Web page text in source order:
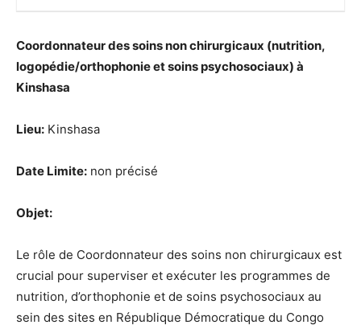
Coordonnateur des soins non chirurgicaux (nutrition,
logopédie/orthophonie et soins psychosociaux) à
Kinshasa
Lieu: Kinshasa
Date Limite: non précisé
Objet:
Le rôle de Coordonnateur des soins non chirurgicaux est
crucial pour superviser et exécuter les programmes de
nutrition, d’orthophonie et de soins psychosociaux au
sein des sites en République Démocratique du Congo